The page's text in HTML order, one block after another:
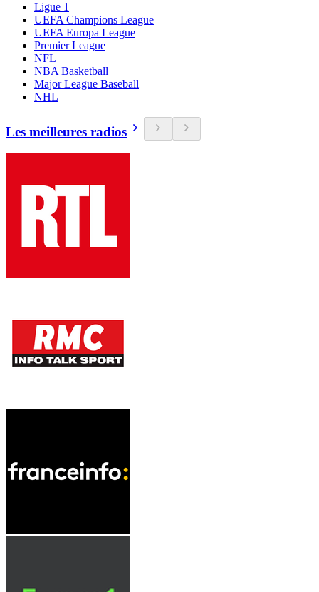
Ligue 1
UEFA Champions League
UEFA Europa League
Premier League
NFL
NBA Basketball
Major League Baseball
NHL
Les meilleures radios